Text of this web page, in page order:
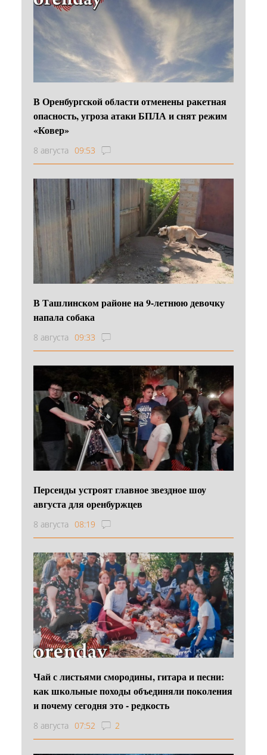
В Оренбургской области отменены ракетная
опасность, угроза атаки БПЛА и снят режим
«Ковер»
8 августа 09:53
В Ташлинском районе на 9-летнюю девочку
напала собака
8 августа 09:33
Персеиды устроят главное звездное шоу
августа для оренбуржцев
8 августа 08:19
Чай с листьями смородины, гитара и песни:
как школьные походы объединяли поколения
и почему сегодня это - редкость
8 августа 07:52 2